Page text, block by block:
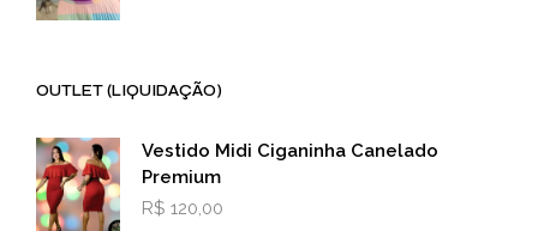
OUTLET (LIQUIDAÇÃO)
Vestido Midi Ciganinha Canelado
Premium
R$ 120,00